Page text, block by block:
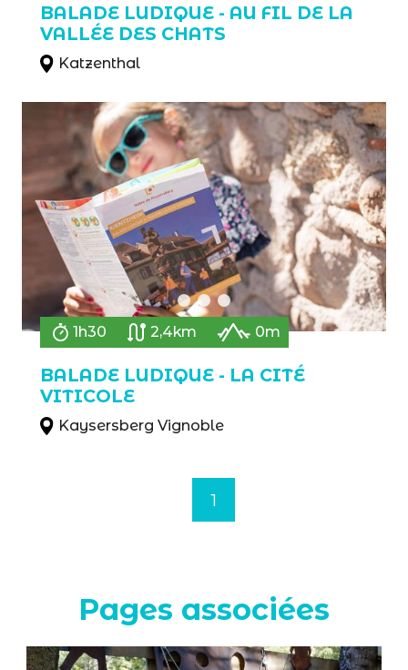
BALADE LUDIQUE - AU FIL DE LA
VALLÉE DES CHATS
Katzenthal
1h30 2,4km 0m
BALADE LUDIQUE - LA CITÉ
VITICOLE
Kaysersberg Vignoble
1
Pages associées